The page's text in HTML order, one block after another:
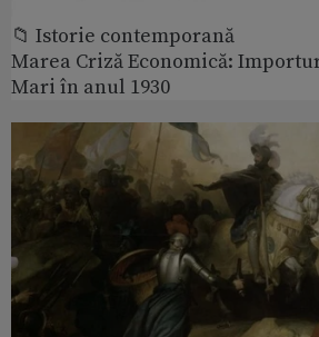
📁 Istorie contemporană
Marea Criză Economică:
Mari în anul 1930